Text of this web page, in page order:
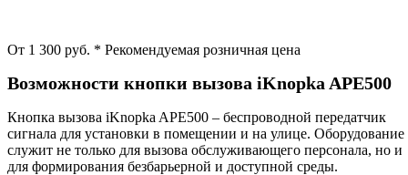
От 1 300 руб. * Рекомендуемая розничная цена
Возможности кнопки вызова iKnopka APE500
Кнопка вызова iKnopka APE500 – беспроводной передатчик
сигнала для установки в помещении и на улице. Оборудование
служит не только для вызова обслуживающего персонала, но и
для формирования безбарьерной и доступной среды.